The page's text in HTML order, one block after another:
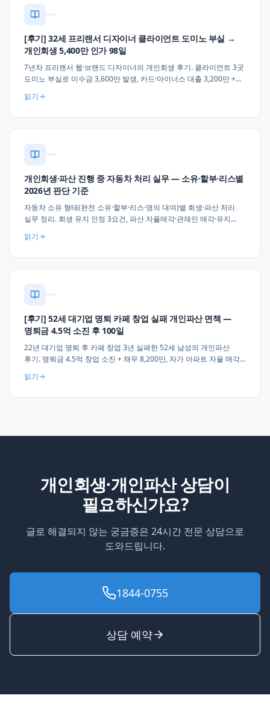
[후기] 32세 프리랜서 디자이너 클라이언트 도미노 부실 →
개인회생 5,400만 인가 98일
7년차 프리랜서 웹·브랜드 디자이너의 개인회생 후기. 클라이언트 3곳
도미노 부실로 미수금 3,600만 발생, 카드·마이너스 대출 3,200만 +
·1인 자영업자 채무 실무 조언 3가지.
읽기
개인회생·파산 진행 중 자동차 처리 실무 — 소유·할부·리스별
2026년 판단 기준
자동차 소유 형태(완전 소유·할부·리스·명의 대여)별 회생·파산 처리
실무 정리. 회생 유지 인정 3요건, 파산 자율매각·관재인 매각·유지
3가지 조언.
읽기
[후기] 52세 대기업 명퇴 카페 창업 실패 개인파산 면책 —
명퇴금 4.5억 소진 후 100일
22년 대기업 명퇴 후 카페 창업 3년 실패한 52세 남성의 개인파산
후기. 명퇴금 4.5억 창업 소진 + 채무 8,200만, 자가 아파트 자율 매각
(3개월 유예·30% 예비금·폐업 즉시 상담).
읽기
개인회생·개인파산 상담이
필요하신가요?
글로 해결되지 않는 궁금증은 24시간 전문 상담으로
도와드립니다.
1844-0755
상담 예약